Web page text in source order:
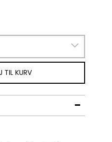
TIL KURV